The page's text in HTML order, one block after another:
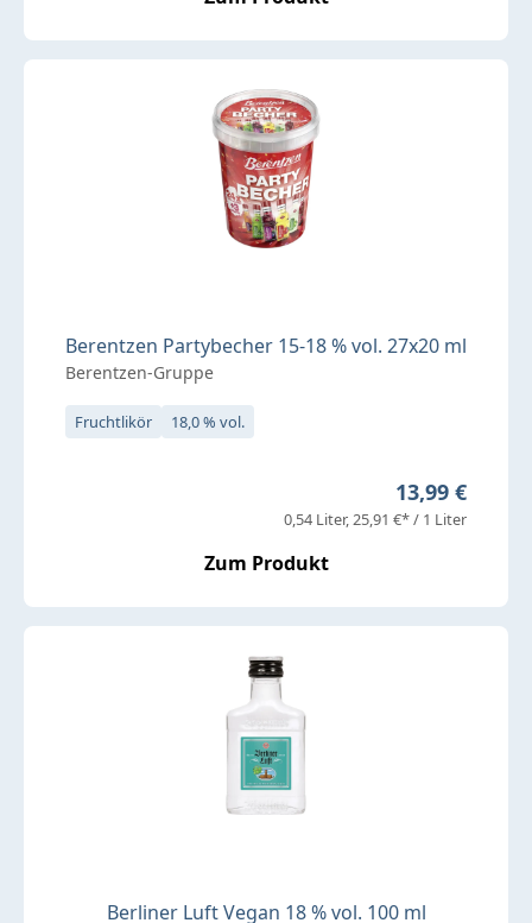
Berentzen Partybecher 15-18 % vol. 27x20 ml
Berentzen-Gruppe
Fruchtlikör 18,0 % vol.
Regulärer
13,99 €
0,54 Liter 25,91 €* / 1 Liter
Zum Produkt
Berliner Luft Vegan 18 % vol. 100 ml